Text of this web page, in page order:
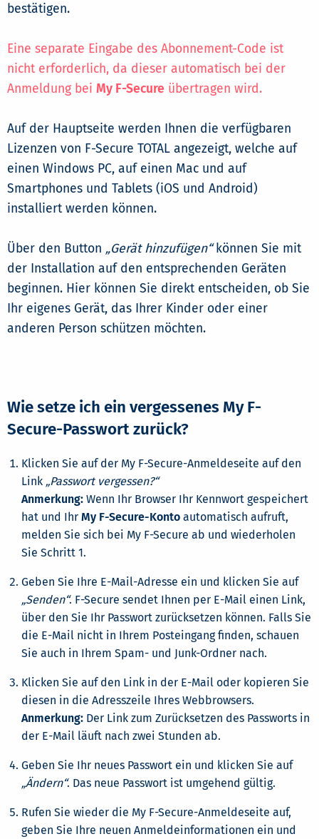
bestätigen.
Eine separate Eingabe des Abonnement-Code ist
nicht erforderlich, da dieser automatisch bei der
Anmeldung bei My F-Secure übertragen wird.
Auf der Hauptseite werden Ihnen die verfügbaren
Lizenzen von F-Secure TOTAL angezeigt, welche auf
einen Windows PC, auf einen Mac und auf
Smartphones und Tablets (iOS und Android)
installiert werden können.
Über den Button „Gerät hinzufügen“können Sie mit
der Installation auf den entsprechenden Geräten
beginnen. Hier können Sie direkt entscheiden, ob Sie
Ihr eigenes Gerät, das Ihrer Kinder oder einer
anderen Person schützen möchten.
Wie setze ich ein vergessenes My F-
Secure-Passwort zurück?
Klicken Sie auf der My F-Secure-Anmeldeseite auf den
Link „Passwort vergessen?“
Anmerkung: Wenn Ihr Browser Ihr Kennwort gespeichert
hat und Ihr My F-Secure-Konto automatisch aufruft,
melden Sie sich bei My F-Secure ab und wiederholen
Sie Schritt 1.
Geben Sie Ihre E-Mail-Adresse ein und klicken Sie auf
„Senden“. F-Secure sendet Ihnen per E-Mail einen Link,
über den Sie Ihr Passwort zurücksetzen können. Falls Sie
die E-Mail nicht in Ihrem Posteingang finden, schauen
Sie auch in Ihrem Spam- und Junk-Ordner nach.
Klicken Sie auf den Link in der E-Mail oder kopieren Sie
diesen in die Adresszeile Ihres Webbrowsers.
Anmerkung: Der Link zum Zurücksetzen des Passworts in
der E-Mail läuft nach zwei Stunden ab.
Geben Sie Ihr neues Passwort ein und klicken Sie auf
„Ändern“. Das neue Passwort ist umgehend gültig.
Rufen Sie wieder die My F-Secure-Anmeldeseite auf,
geben Sie Ihre neuen Anmeldeinformationen ein und